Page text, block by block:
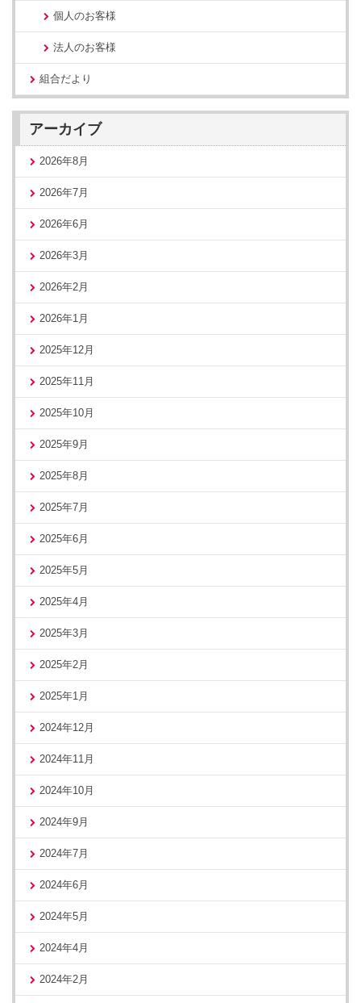
個人のお客様
法人のお客様
組合だより
アーカイブ
2026年8月
2026年7月
2026年6月
2026年3月
2026年2月
2026年1月
2025年12月
2025年11月
2025年10月
2025年9月
2025年8月
2025年7月
2025年6月
2025年5月
2025年4月
2025年3月
2025年2月
2025年1月
2024年12月
2024年11月
2024年10月
2024年9月
2024年7月
2024年6月
2024年5月
2024年4月
2024年2月